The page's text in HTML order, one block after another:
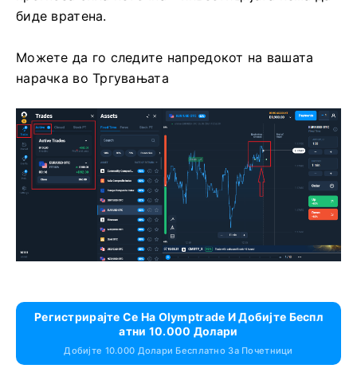
биде вратена.
Можете да го следите напредокот на вашата
нарачка во Тргувањата
Регистрирајте Се На Olymptrade И Добијте Беспл
Атни 10.000 Долари
Добијте 10.000 Долари Бесплатно За Почетници